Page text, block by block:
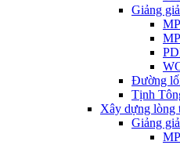
Giảng
Đường
Tịnh
Xây dựng lòng
Giảng